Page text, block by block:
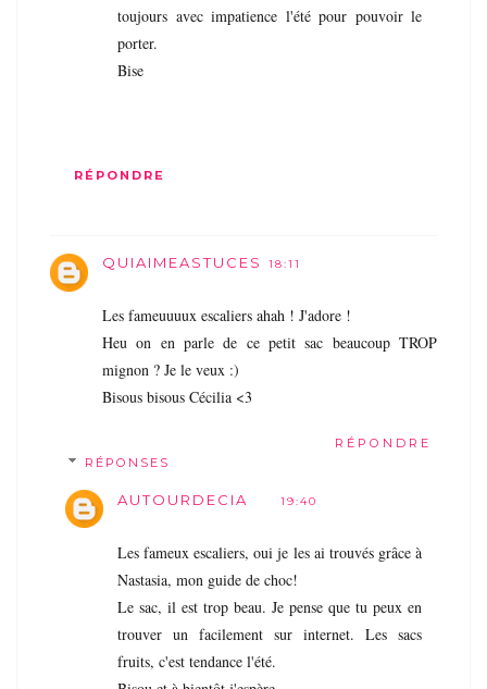
toujours avec impatience l'été pour pouvoir le
porter.
Bise
RÉPONDRE
QUIAIMEASTUCES 18:11
Les fameuuuux escaliers ahah ! J'adore !
Heu on en parle de ce petit sac beaucoup TROP
mignon ? Je le veux :)
Bisous bisous Cécilia <3
RÉPONDRE
RÉPONSES
AUTOURDECIA 19:40
Les fameux escaliers, oui je les ai trouvés grâce à
Nastasia, mon guide de choc!
Le sac, il est trop beau. Je pense que tu peux en
trouver un facilement sur internet. Les sacs
fruits, c'est tendance l'été.